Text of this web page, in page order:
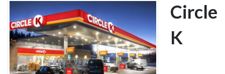
Circle
K